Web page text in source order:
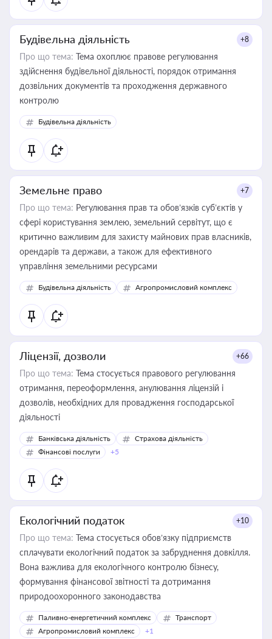
Будівельна діяльність +8
Про що тема: Тема охоплює правове регулювання
здійснення будівельної діяльності, порядок отримання
дозвільних документів та проходження державного
контролю
Будівельна діяльність
Земельне право +7
Про що тема: Регулювання прав та обов’язків суб’єктів у
сфері користування землею, земельний сервітут, що є
критично важливим для захисту майнових прав власників,
орендарів та держави, а також для ефективного
управління земельними ресурсами
Будівельна діяльність Агропромисловий комплекс
Ліцензії, дозволи +66
Про що тема: Тема стосується правового регулювання
отримання, переоформлення, анулювання ліцензій і
дозволів, необхідних для провадження господарської
діяльності
Банківська діяльність
Страхова діяльність
Фінансові послуги
+5
Екологічний податок +10
Про що тема: Тема стосується обов’язку підприємств
сплачувати екологічний податок за забруднення довкілля.
Вона важлива для екологічного контролю бізнесу,
формування фінансової звітності та дотримання
природоохоронного законодавства
Паливно-енергетичний комплекс
Транспорт
Агропромисловий комплекс
+1